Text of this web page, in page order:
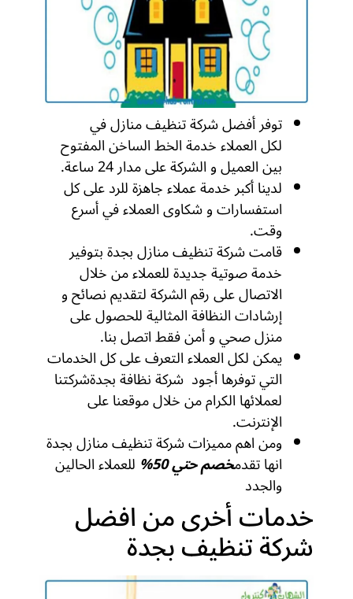
توفر أفضل شركة تنظيف منازل في
لكل العملاء خدمة الخط الساخن المفتوح
بين العميل و الشركة على مدار 24 ساعة.
لدينا أكبر خدمة عملاء جاهزة للرد على كل
استفسارات و شكاوى العملاء في أسرع
وقت.
قامت شركة تنظيف منازل بجدة بتوفير
خدمة صوتية جديدة للعملاء من خلال
الاتصال على رقم الشركة لتقديم نصائح و
إرشادات النظافة المثالية للحصول على
منزل صحي و أمن فقط اتصل بنا.
يمكن لكل العملاء التعرف على كل الخدمات
التي توفرها أجود شركة نظافة بجدةشركتنا
لعملائها الكرام من خلال موقعنا على
الإنترنت.
ومن اهم مميزات شركة تنظيف منازل بجدة
انها تقدمخصم حتي 50 % للعملاء الحالين
والجدد
خدمات أخرى من افضل
شركة تنظيف بجدة